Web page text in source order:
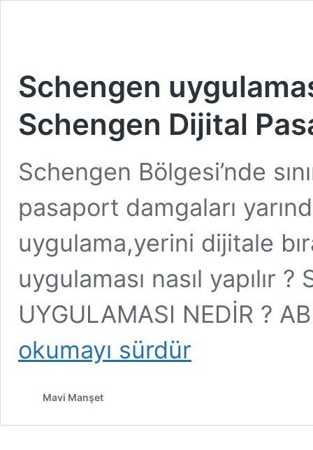
Schengen
Schengen Dijital
Schengen Bölgesi’nde
pasaport damgaları
uygulama,yerini dijitale
uygulaması nasıl yapılır
UYGULAMASI NEDİR ?
okumayı sürdür
Mavi Manşet